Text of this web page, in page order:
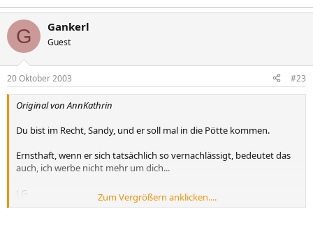
G Gankerl
Guest
20 Oktober 2003 #23
Original von AnnKathrin
Du bist im Recht, Sandy, und er soll mal in die Pötte kommen.
Ernsthaft, wenn er sich tatsächlich so vernachlässigt, bedeutet das
auch, ich werbe nicht mehr um dich...
LG
Zum Vergrößern anklicken....